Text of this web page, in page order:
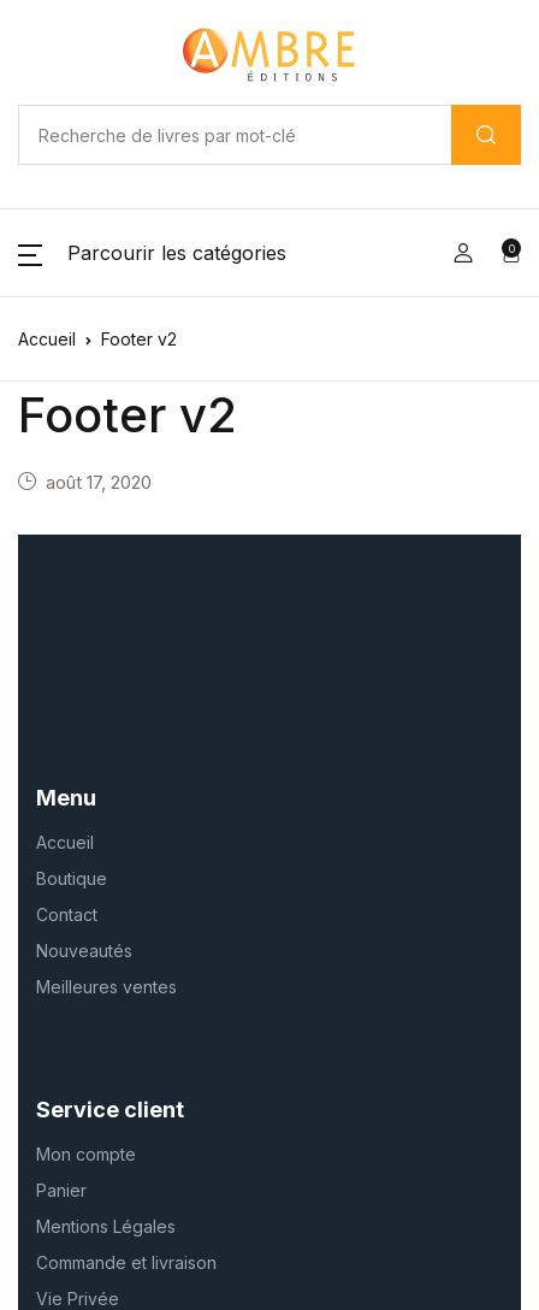
Parcourir les catégories 0
Accueil Footer v2
Footer v2
août 17, 2020
Menu
Accueil
Boutique
Contact
Nouveautés
Meilleures ventes
Service client
Mon compte
Panier
Mentions Légales
Commande et livraison
Vie Privée